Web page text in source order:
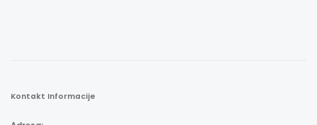
Kontakt Informacije